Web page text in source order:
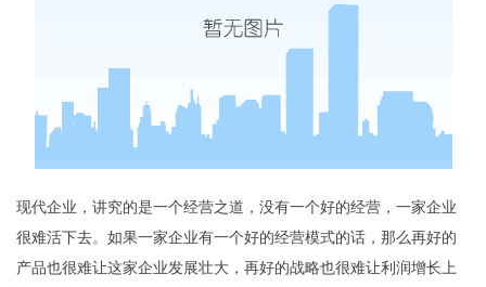
现代企业，讲究的是一个经营之道，没有一个好的经营，一家企业
很难活下去。如果一家企业有一个好的经营模式的话，那么再好的
产品也很难让这家企业发展壮大，再好的战略也很难让利润增长上